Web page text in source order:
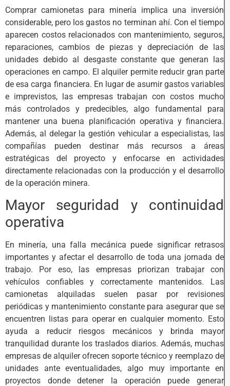
Comprar camionetas para minería implica una inversión
considerable, pero los gastos no terminan ahí. Con el tiempo
aparecen costos relacionados con mantenimiento, seguros,
reparaciones, cambios de piezas y depreciación de las
unidades debido al desgaste constante que generan las
operaciones en campo. El alquiler permite reducir gran parte
de esa carga financiera. En lugar de asumir gastos variables
e imprevistos, las empresas trabajan con costos mucho
más controlados y predecibles, algo fundamental para
mantener una buena planificación operativa y financiera.
Además, al delegar la gestión vehicular a especialistas, las
compañías pueden destinar más recursos a áreas
estratégicas del proyecto y enfocarse en actividades
directamente relacionadas con la producción y el desarrollo
de la operación minera.
Mayor seguridad y continuidad
operativa
En minería, una falla mecánica puede significar retrasos
importantes y afectar el desarrollo de toda una jornada de
trabajo. Por eso, las empresas priorizan trabajar con
vehículos confiables y correctamente mantenidos. Las
camionetas alquiladas suelen pasar por revisiones
periódicas y mantenimiento constante para asegurar que se
encuentren listas para operar en cualquier momento. Esto
ayuda a reducir riesgos mecánicos y brinda mayor
tranquilidad durante los traslados diarios. Además, muchas
empresas de alquiler ofrecen soporte técnico y reemplazo de
unidades ante eventualidades, algo muy importante en
proyectos donde detener la operación puede generar